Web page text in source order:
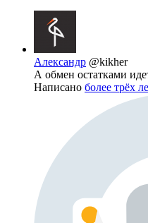
Александр @kikher
А обмен остатками
Написано более трёх